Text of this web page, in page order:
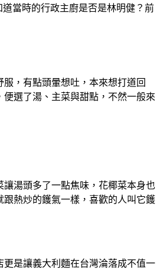
道當時的行政主廚是否是林明健？前
，有點頭暈想吐，本來想打道回
選了湯、主菜與甜點，不然一般來
湯頭多了一點焦味，花椰菜本身也
熱炒的鑊氣一樣，喜歡的人叫它鑊
是讓義大利麵在台灣淪落成不值一